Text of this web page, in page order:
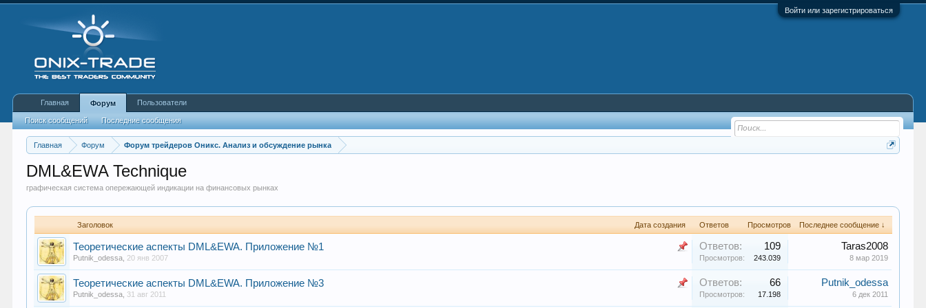
Войти или зарегистрироваться
Главная Форум Форум трейдеров Оникс. Анализ и обсуждение рынка
DML&EWA Technique
графическая система опережающей индикации на финансовых рынках
Заголовок Дата создания Ответов Просмотров Последнее сообщение ↓
Теоретические аспекты DML&EWA. Приложение №1
Putnik_odessa 20 янв 2007
Ответов: 109
Просмотров: 243.039
Taras2008
8 мар 2019
Теоретические аспекты DML&EWA. Приложение №3
Putnik_odessa 31 авг 2011
Ответов: 66
Просмотров: 17.198
Putnik_odessa
6 дек 2011
Главная Форум
Поиск сообщений Последние сообщения
Пользователи